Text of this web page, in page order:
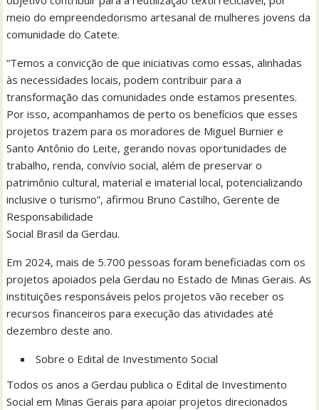
meio do empreendedorismo artesanal de mulheres jovens da
comunidade do Catete.
“Temos a convicção de que iniciativas como essas, alinhadas
às necessidades locais, podem contribuir para a
transformação das comunidades onde estamos presentes.
Por isso, acompanhamos de perto os benefícios que esses
projetos trazem para os moradores de Miguel Burnier e
Santo Antônio do Leite, gerando novas oportunidades de
trabalho, renda, convívio social, além de preservar o
patrimônio cultural, material e imaterial local, potencializando
inclusive o turismo”, afirmou Bruno Castilho, Gerente de
Responsabilidade
Social Brasil da Gerdau.
Em 2024, mais de 5.700 pessoas foram beneficiadas com os
projetos apoiados pela Gerdau no Estado de Minas Gerais. As
instituições responsáveis pelos projetos vão receber os
recursos financeiros para execução das atividades até
dezembro deste ano.
Sobre o Edital de Investimento Social
Todos os anos a Gerdau publica o Edital de Investimento
Social em Minas Gerais para apoiar projetos direcionados